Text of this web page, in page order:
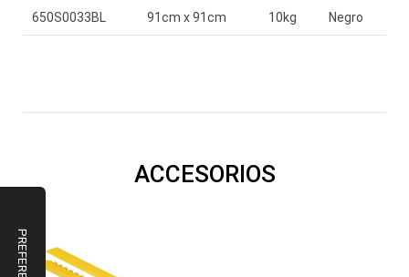
650S0033BL 91cm x 91cm 10kg Negro
ACCESORIOS